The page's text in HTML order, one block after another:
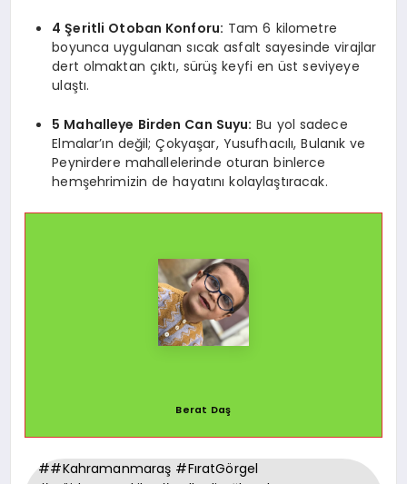
4 Şeritli Otoban Konforu: Tam 6 kilometre
boyunca uygulanan sıcak asfalt sayesinde virajlar
dert olmaktan çıktı, sürüş keyfi en üst seviyeye
ulaştı.
5 Mahalleye Birden Can Suyu: Bu yol sadece
Elmalar’ın değil; Çokyaşar, Yusufhacılı, Bulanık ve
Peynirdere mahallelerinde oturan binlerce
hemşehrimizin de hayatını kolaylaştıracak.
Berat Daş
##Kahramanmaraş #FıratGörgel